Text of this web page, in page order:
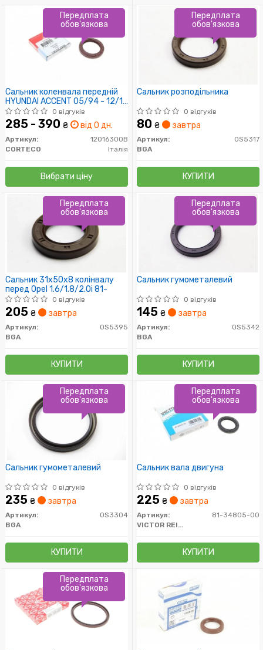
Сальник коленвала передній
HYUNDAI ACCENT 05/94 - 12/12
(12016300B) Corteco
0 відгуків
285 - 390 ₴ від 0 дн.
Артикул:
12016300B
CORTECO
Італія
Вибрати ціну
Передплата
обов'язкова
Сальник розподільника
0 відгуків
80 ₴ завтра
Артикул:
OS5317
BGA
КУПИТИ
Передплата
обов'язкова
Сальник 31x50x8 колінвалу
перед Opel 1.6/1.8/2.0i 81-
0 відгуків
205 ₴ завтра
Артикул:
OS5395
BGA
КУПИТИ
Передплата
обов'язкова
Сальник гумометалевий
0 відгуків
145 ₴ завтра
Артикул:
OS5342
BGA
КУПИТИ
Передплата
обов'язкова
Сальник гумометалевий
0 відгуків
235 ₴ завтра
Артикул:
OS3304
BGA
КУПИТИ
Передплата
обов'язкова
Сальник вала двигуна
0 відгуків
225 ₴ завтра
Артикул:
81-34805-00
VICTOR REINZ
КУПИТИ
Передплата
обов'язкова
Передплата
обов'язкова